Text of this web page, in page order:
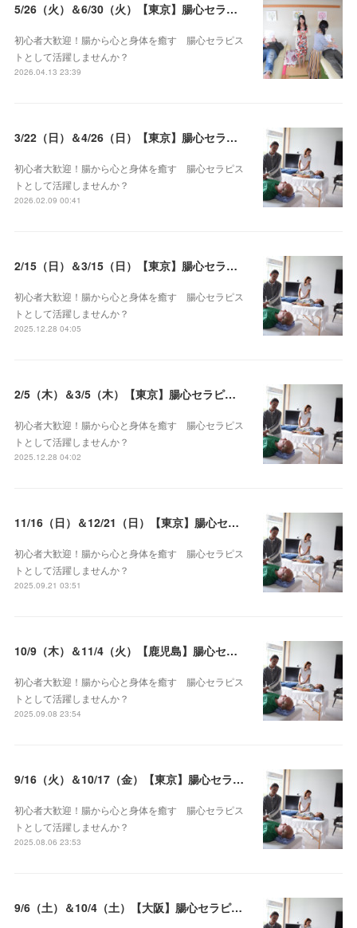
5/26（火）＆6/30（火）【東京】腸心セラピスト養成コース《２日間コース》開講決定
初心者大歓迎！腸から心と身体を癒す 腸心セラピス
トとして活躍しませんか？
2026.04.13 23:39
3/22（日）＆4/26（日）【東京】腸心セラピスト養成コース《２日間コース》開講決定
初心者大歓迎！腸から心と身体を癒す 腸心セラピス
トとして活躍しませんか？
2026.02.09 00:41
2/15（日）＆3/15（日）【東京】腸心セラピスト養成コース《２日間コース》開講決定
初心者大歓迎！腸から心と身体を癒す 腸心セラピス
トとして活躍しませんか？
2025.12.28 04:05
2/5（木）＆3/5（木）【東京】腸心セラピスト養成コース《２日間コース》開講決定
初心者大歓迎！腸から心と身体を癒す 腸心セラピス
トとして活躍しませんか？
2025.12.28 04:02
11/16（日）＆12/21（日）【東京】腸心セラピスト養成コース《２日間コース》開講決定
初心者大歓迎！腸から心と身体を癒す 腸心セラピス
トとして活躍しませんか？
2025.09.21 03:51
10/9（木）＆11/4（火）【鹿児島】腸心セラピスト養成コース《２日間コース》開講決定
初心者大歓迎！腸から心と身体を癒す 腸心セラピス
トとして活躍しませんか？
2025.09.08 23:54
9/16（火）＆10/17（金）【東京】腸心セラピスト養成コース《２日間コース》開講決定
初心者大歓迎！腸から心と身体を癒す 腸心セラピス
トとして活躍しませんか？
2025.08.06 23:53
9/6（土）＆10/4（土）【大阪】腸心セラピスト養成コース《２日間コース》開講決定